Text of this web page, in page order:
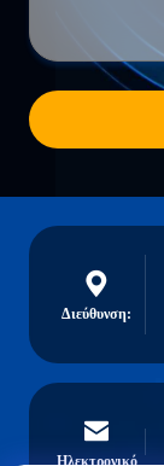
Διεύθυνση:
Ηλεκτρονικό